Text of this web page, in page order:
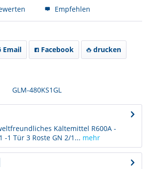
Empfehlen
Email Facebook drucken
GLM-480KS1GL
Kältemittel R600A -
-1 Tür 3 Roste GN 2/1... mehr